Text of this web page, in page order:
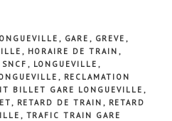
, GARE , GREVE ,
, HORAIRE DE TRAIN ,
, LONGUEVILLE ,
, RECLAMATION
BILLET GARE LONGUEVILLE ,
, RETARD DE TRAIN , RETARD
, TRAFIC TRAIN GARE